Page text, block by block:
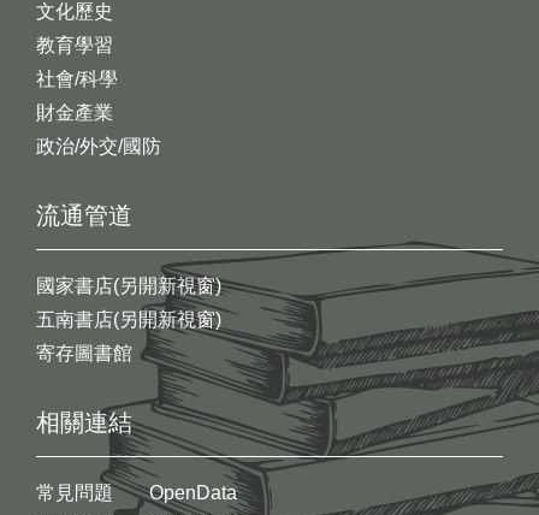
文化歷史
教育學習
社會/科學
財金產業
政治/外交/國防
流通管道
國家書店(另開新視窗)
五南書店(另開新視窗)
寄存圖書館
相關連結
常見問題
OpenData